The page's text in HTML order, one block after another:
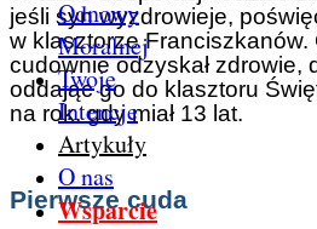
Odnowy
Moralnej
Twoje
Intencje
Artykuły
O nas
Wsparcie
jeśli syn wyzdrowieje,
w klasztorze Franciszkanów.
cudownie odzyskał zdrowie,
oddając go do klasztoru
na rok, gdy miał 13 lat.
Pierwsze cuda